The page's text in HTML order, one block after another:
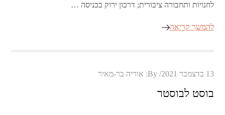
לחנויות ותחבורה ציבורית; דרכון ירוק בכניסה …
להמשך קריאה
Posted
13 בדצמבר 2021 By: אוריה בר-מאיר
בוסט לבוסטר